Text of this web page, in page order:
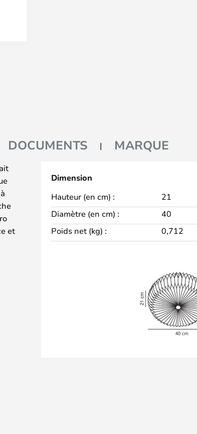
DOCUMENTS MARQUE
et
Dimension
Hauteur (en cm) :
21
Diamètre (en cm) :
40
Poids net (kg) :
0,712